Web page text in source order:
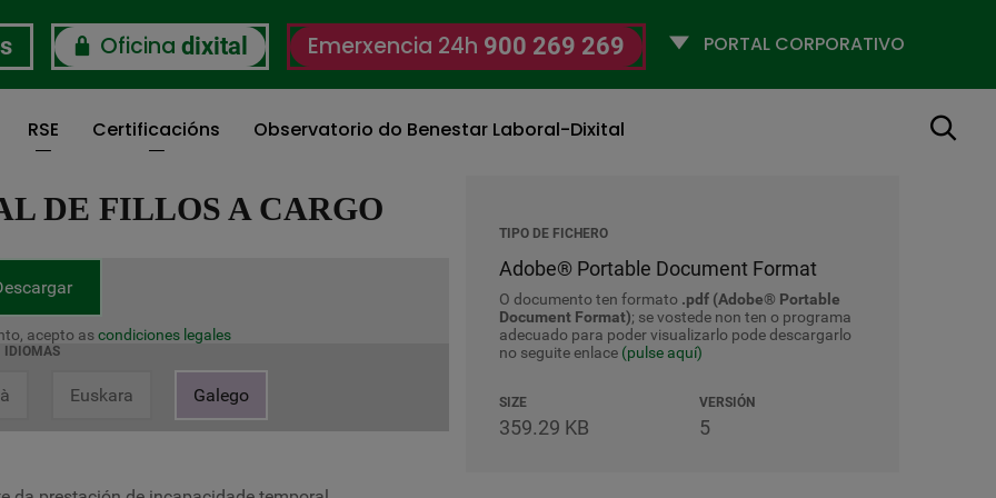
Oficina dixital Emerxencia 24h 900 269 269
Selecciona
RSE Certificacións Observatorio do Benestar Laboral-Dixital Buscar
DE FILLOS A CARGO
acepto ascondiciones legales
IDIOMAS
Euskara Galego
TIPO DE FICHERO
Adobe® Portable Document Format
O documento ten formato .pdf (Adobe® Portable
Document Format); se vostede non ten o programa
adecuado para poder visualizarlo pode descargarlo
no seguite enlace (pulse aquí)
SIZE
359.29 KB
VERSIÓN
5